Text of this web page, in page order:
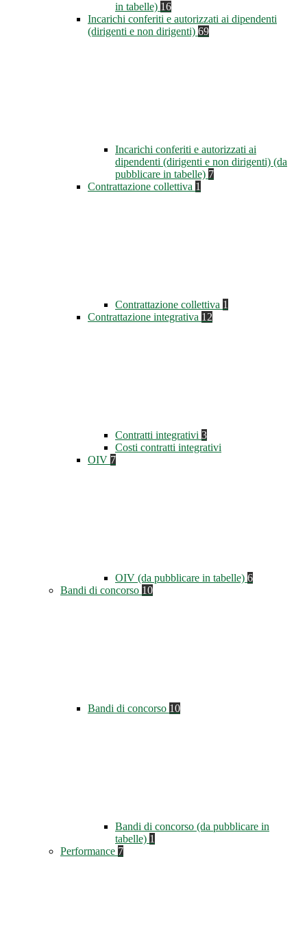
in tabelle) 16
Incarichi conferiti e autorizzati ai dipendenti
(dirigenti e non dirigenti) 69
Incarichi conferiti e autorizzati ai
dipendenti (dirigenti e non dirigenti) (da
pubblicare in tabelle) 7
Contrattazione collettiva 1
Contrattazione collettiva 1
Contrattazione integrativa 12
Contratti integrativi 3
Costi contratti integrativi
OIV 7
OIV (da pubblicare in tabelle) 6
Bandi di concorso 10
Bandi di concorso 10
Bandi di concorso (da pubblicare in
tabelle) 1
Performance 7